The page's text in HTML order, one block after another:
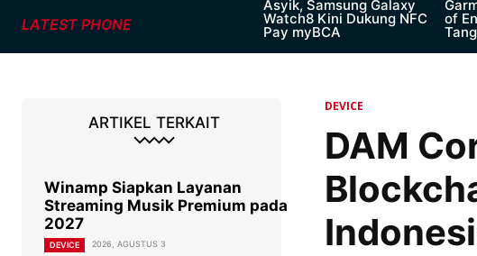
LATEST PHONE
Asyik, Samsung Galaxy
Watch8 Kini Dukung NFC
Pay myBCA
of
ARTIKEL TERKAIT
Winamp Siapkan Layanan
Streaming Musik Premium pada
2027
DEVICE 2026, AGUSTUS 3
DEVICE
DAM